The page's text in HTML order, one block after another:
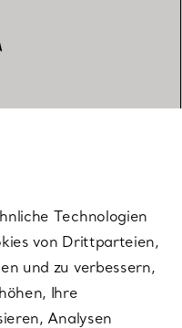
Technologien
von Drittparteien,
und zu verbessern,
Ihre
Analysen